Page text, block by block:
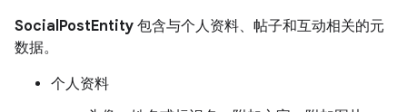
SocialPostEntity 包含与个人资料、帖子和互动相关的元
数据。
个人资料